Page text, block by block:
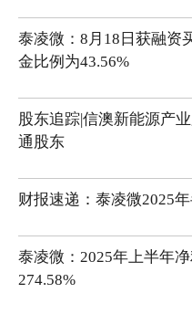
泰凌微：8月18日获融资
金比例为43.56%
股东追踪|信澳新能源产
通股东
财报速递：泰凌微2025
泰凌微：2025年上半年
274.58%